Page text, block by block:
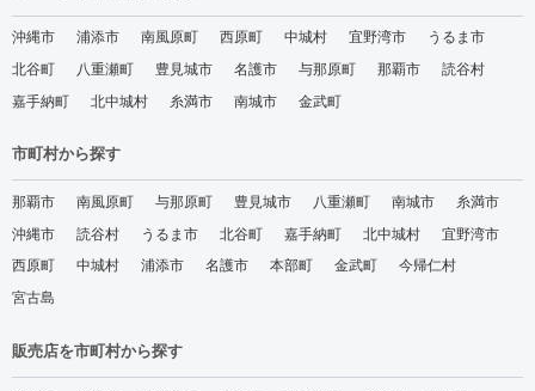
沖縄市 浦添市 南風原町 西原町 中城村 宜野湾市
うるま市
北谷町
八重瀬町 豊見城市 名護市 与那原町 那覇市
読谷村
嘉手納町
北中城村 糸満市 南城市 金武町
市町村から探す
那覇市 南風原町 与那原町 豊見城市 八重瀬町 南城市
糸満市
沖縄市
読谷村 うるま市 北谷町 嘉手納町 北中城村
宜野湾市
西原町
中城村 浦添市 名護市 本部町 金武町
今帰仁村
宮古島
販売店を市町村から探す